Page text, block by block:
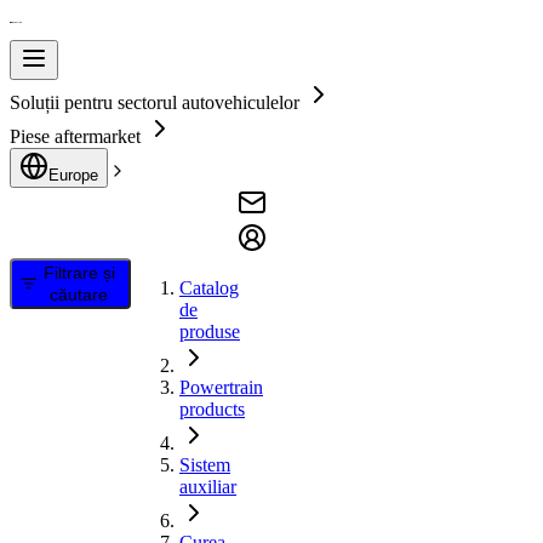
Soluții pentru sectorul autovehiculelor
Piese aftermarket
Europe
Filtrare și
căutare
Catalog
de
produse
Powertrain
products
Sistem
auxiliar